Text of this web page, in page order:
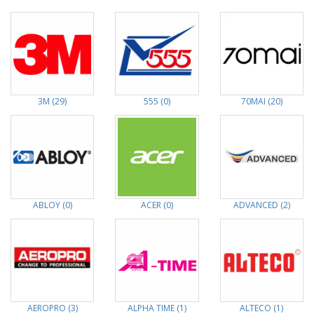
3M (29) 555 (0) 70MAI (20)
ABLOY (0) ACER (0) ADVANCED (2)
AEROPRO (3) ALPHA TIME (1) ALTECO (1)